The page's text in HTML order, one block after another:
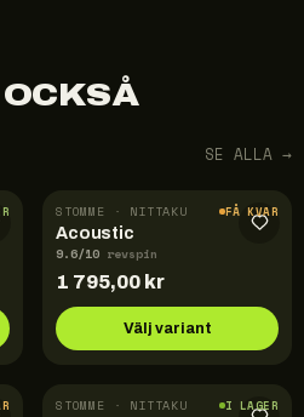
SE ALLA →
STOMME · NITTAKU FÅ KVAR
Acoustic
9.6/10 revspin
1 795,00 kr
Välj variant
STOMME · NITTAKU I LAGER